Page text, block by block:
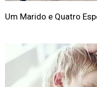
Um Marido e Quatro